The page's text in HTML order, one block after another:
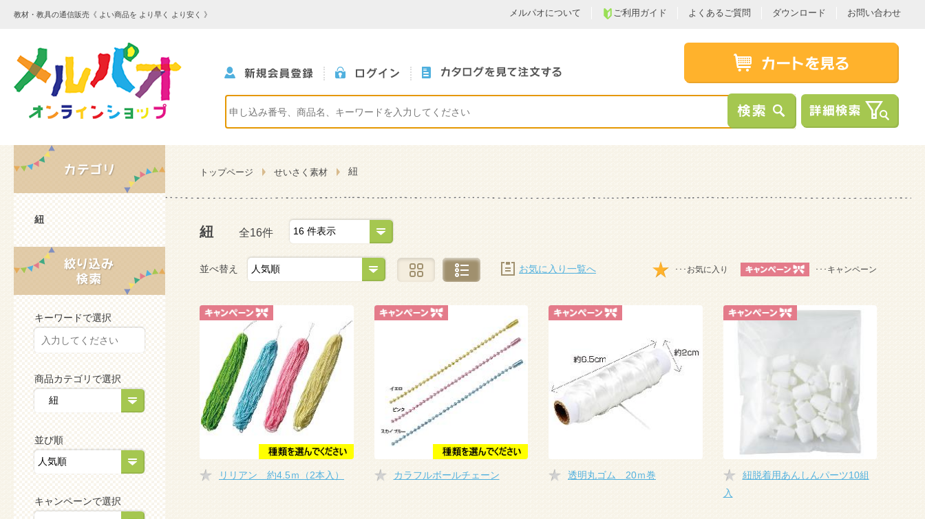
教材・教具の通信販売《 よい商品を より早く より安く 》 メルパオについて ご利用ガイド よくあるご質問 ダウンロード お問い合わせ
紐
キーワードで選択
商品カテゴリで選択
並び順
キャンペーンで選択
トップページ せいさく素材 紐
紐 全16件
並べ替え お気に入り一覧へ ･･･お気に入り ･･･キャンペーン
リリアン 約4.5ｍ（2本入） カラフルボールチェーン 透明丸ゴム 20ｍ巻
紐脱着用あんしんパーツ10組
入